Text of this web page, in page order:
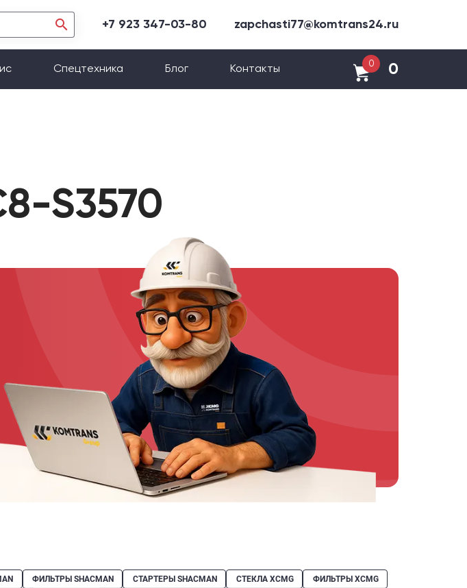
+7 923 347-03-80 zapchasti77@komtrans24.ru
Спецтехника Блог Контакты
0 0
S3570
ФИЛЬТРЫ SHACMAN СТАРТЕРЫ SHACMAN СТЕКЛА XCMG
ФИЛЬТРЫ XCMG